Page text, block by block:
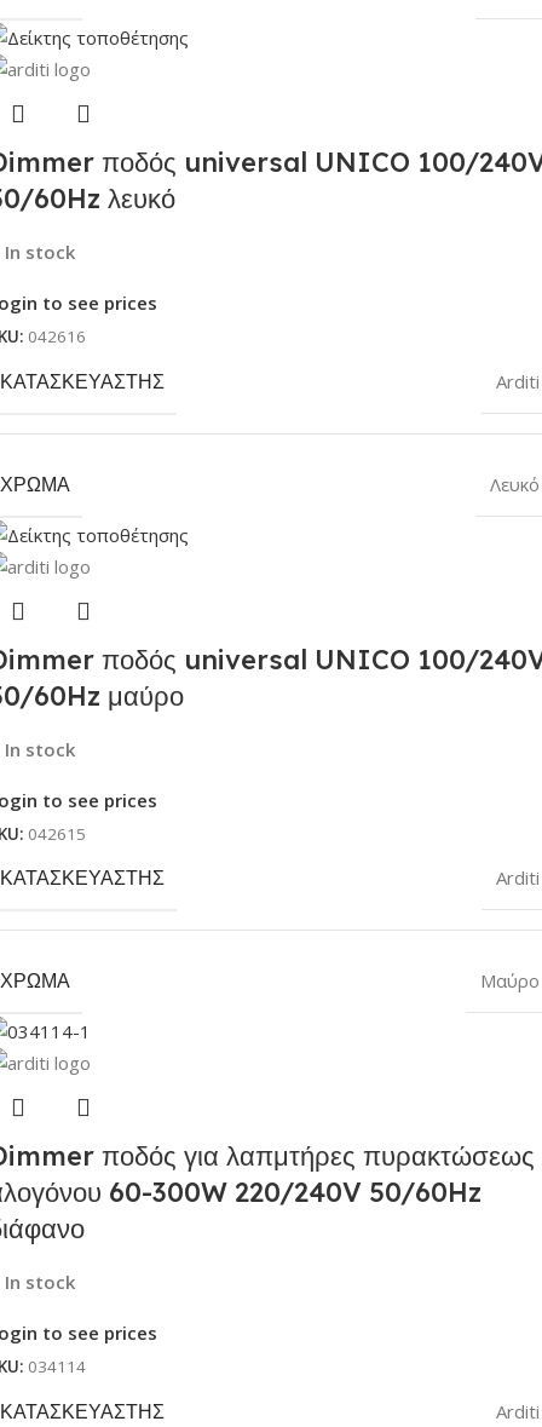
ποδός universal UNICO 100/
60Hz λευκό
In stock
to see prices
042616
ΚΑΤΑΣΚΕΥΑΣΤΉΣ Arditi
ΧΡΏΜΑ Λευκό
ποδός universal UNICO 100/
60Hz μαύρο
In stock
to see prices
042615
ΚΑΤΑΣΚΕΥΑΣΤΉΣ Arditi
ΧΡΏΜΑ Μαύρο
ποδός για λαπμτήρες πυρακτώσεως
60-300W 220/240V 50/60Hz
In stock
to see prices
034114
ΚΑΤΑΣΚΕΥΑΣΤΉΣ Arditi